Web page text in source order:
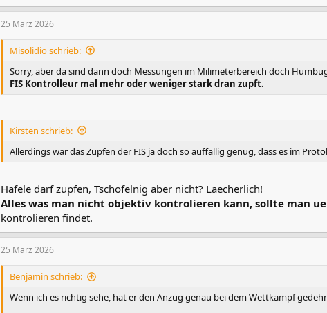
25 März 2026
Misolidio schrieb:
Sorry, aber da sind dann doch Messungen im Milimeterbereich doch
FIS Kontrolleur mal mehr oder weniger stark dran zupft.
Kirsten schrieb:
Allerdings war das Zupfen der FIS ja doch so auffällig genug, dass es im
Hafele darf zupfen, Tschofelnig aber nicht? Laecherlich!
Alles was man nicht objektiv kontrolieren kann, sollte man
kontrolieren findet.
25 März 2026
Benjamin schrieb:
Wenn ich es richtig sehe, hat er den Anzug genau bei dem Wettkampf